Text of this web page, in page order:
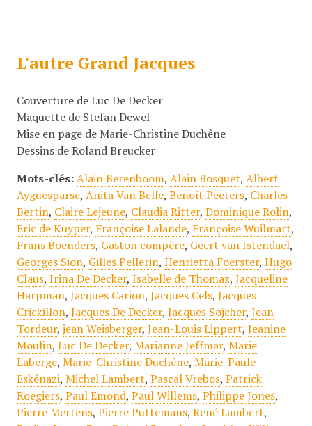
L'autre Grand Jacques
Couverture de Luc De Decker
Maquette de Stefan Dewel
Mise en page de Marie-Christine Duchêne
Dessins de Roland Breucker
Mots-clés: Alain Berenboom, Alain Bosquet, Albert
Ayguesparse, Anita Van Belle, Benoît Peeters, Charles
Bertin, Claire Lejeune, Claudia Ritter, Dominique Rolin,
Eric de Kuyper, Françoise Lalande, Françoise Wuilmart,
Frans Boenders, Gaston compère, Geert van Istendael,
Georges Sion, Gilles Pellerin, Henrietta Foerster, Hugo
Claus, Irina De Decker, Isabelle de Thomaz, Jacqueline
Harpman, Jacques Carion, Jacques Cels, Jacques
Crickillon, Jacques De Decker, Jacques Sojcher, Jean
Tordeur, jean Weisberger, Jean-Louis Lippert, Jeanine
Moulin, Luc De Decker, Marianne Jeffmar, Marie
Laberge, Marie-Christine Duchêne, Marie-Paule
Eskénazi, Michel Lambert, Pascal Vrebos, Patrick
Roegiers, Paul Emond, Paul Willems, Philippe Jones,
Pierre Mertens, Pierre Puttemans, René Lambert,